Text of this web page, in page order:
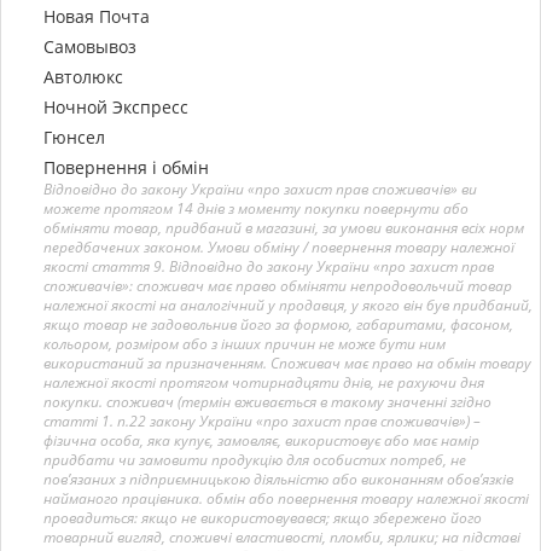
Новая Почта
Самовывоз
Автолюкс
Ночной Экспресс
Гюнсел
Повернення і обмін
Відповідно до закону України «про захист прав споживачів» ви
можете протягом 14 днів з моменту покупки повернути або
обміняти товар, придбаний в магазині, за умови виконання всіх норм
передбачених законом. Умови обміну / повернення товару належної
якості стаття 9. Відповідно до закону України «про захист прав
споживачів»: споживач має право обміняти непродовольчий товар
належної якості на аналогічний у продавця, у якого він був придбаний,
якщо товар не задовольнив його за формою, габаритами, фасоном,
кольором, розміром або з інших причин не може бути ним
використаний за призначенням. Споживач має право на обмін товару
належної якості протягом чотирнадцяти днів, не рахуючи дня
покупки. споживач (термін вживається в такому значенні згідно
статті 1. п.22 закону України «про захист прав споживачів») –
фізична особа, яка купує, замовляє, використовує або має намір
придбати чи замовити продукцію для особистих потреб, не
пов’язаних з підприємницькою діяльністю або виконанням обов’язків
найманого працівника. обмін або повернення товару належної якості
провадиться: якщо не використовувався; якщо збережено його
товарний вигляд, споживчі властивості, пломби, ярлики; на підставі